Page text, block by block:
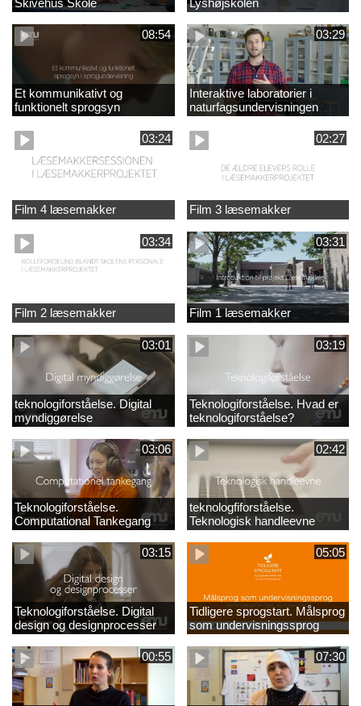
Skivehus Skole
Lyshøjskolen
08:54
Et kommunikativt og
funktionelt sprogsyn
03:29
Interaktive laboratorier i
naturfagsundervisningen
03:24
Film 4 læsemakker
02:27
Film 3 læsemakker
03:34
Film 2 læsemakker
03:31
Film 1 læsemakker
03:01
teknologiforståelse. Digital
myndiggørelse
03:19
Teknologiforståelse. Hvad er
teknologiforståelse?
03:06
Teknologiforståelse.
Computational Tankegang
02:42
teknologfiforståelse.
Teknologisk handleevne
03:15
Teknologiforståelse. Digital
design og designprocesser
05:05
Tidligere sprogstart. Målsprog
som undervisningssprog
00:55 07:30